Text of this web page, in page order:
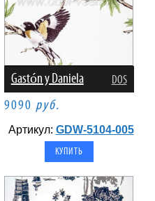
Gastón y Daniela DOS
9090 руб.
Артикул: GDW-5104-005